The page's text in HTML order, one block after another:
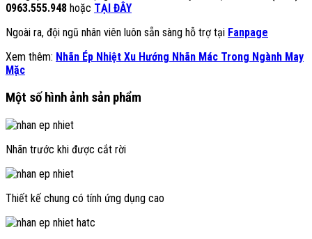
0963.555.948 hoặc TẠI ĐÂY
Ngoài ra, đội ngũ nhân viên luôn sẵn sàng hỗ trợ tại Fanpage
Xem thêm: Nhãn Ép Nhiệt Xu Hướng Nhãn Mác Trong Ngành May
Mặc
Một số hình ảnh sản phẩm
Nhãn trước khi được cắt rời
Thiết kế chung có tính ứng dụng cao